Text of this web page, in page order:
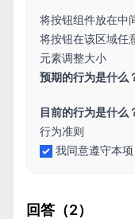
将按钮组件放在中
将按钮在该区域任
元素调整大小
预期的行为是什么
目前的行为是什么
行为准则
我同意遵守本
回答（2）